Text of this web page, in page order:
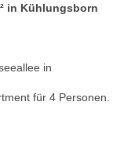
in Kühlungsborn
in
für 4 Personen.